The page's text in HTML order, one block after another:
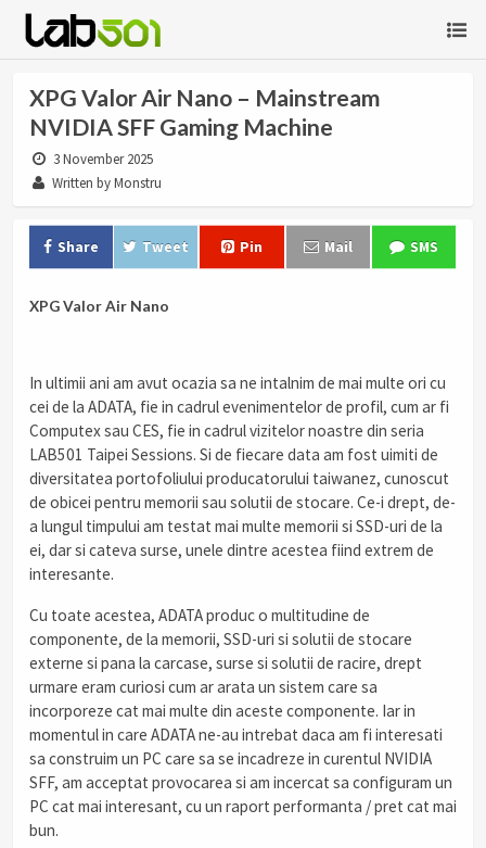
XPG Valor Air Nano – Mainstream
NVIDIA SFF Gaming Machine
3 November 2025
Written by Monstru
Share Tweet Pin Mail SMS
XPG Valor Air Nano
In ultimii ani am avut ocazia sa ne intalnim de mai multe ori cu
cei de la ADATA, fie in cadrul evenimentelor de profil, cum ar fi
Computex sau CES, fie in cadrul vizitelor noastre din seria
LAB501 Taipei Sessions. Si de fiecare data am fost uimiti de
diversitatea portofoliului producatorului taiwanez, cunoscut
de obicei pentru memorii sau solutii de stocare. Ce-i drept, de-
a lungul timpului am testat mai multe memorii si SSD-uri de la
ei, dar si cateva surse, unele dintre acestea fiind extrem de
interesante.
Cu toate acestea, ADATA produc o multitudine de
componente, de la memorii, SSD-uri si solutii de stocare
externe si pana la carcase, surse si solutii de racire, drept
urmare eram curiosi cum ar arata un sistem care sa
incorporeze cat mai multe din aceste componente. Iar in
momentul in care ADATA ne-au intrebat daca am fi interesati
sa construim un PC care sa se incadreze in curentul NVIDIA
SFF, am acceptat provocarea si am incercat sa configuram un
PC cat mai interesant, cu un raport performanta / pret cat mai
bun.